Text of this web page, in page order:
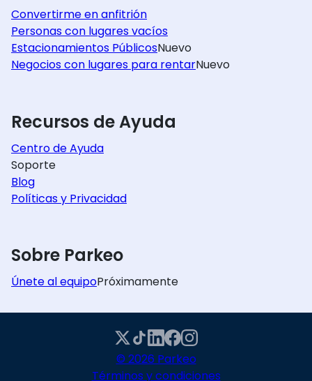
Convertirme en anfitrión
Personas con lugares vacíos
Estacionamientos PúblicosNuevo
Negocios con lugares para rentarNuevo
Recursos de Ayuda
Centro de Ayuda
Soporte
Blog
Políticas y Privacidad
Sobre Parkeo
Únete al equipoPróximamente
© 2026 Parkeo
Términos y condiciones